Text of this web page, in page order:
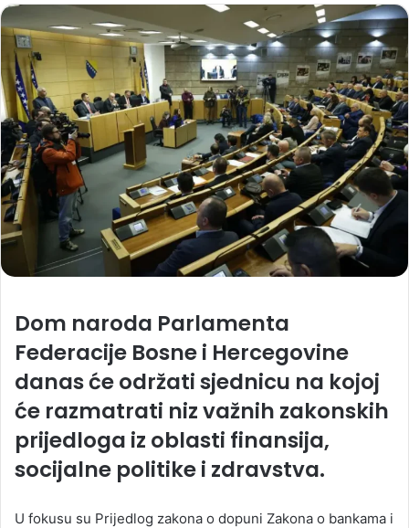
Dom naroda Parlamenta
Federacije Bosne i Hercegovine
danas će održati sjednicu na kojoj
će razmatrati niz važnih zakonskih
prijedloga iz oblasti finansija,
socijalne politike i zdravstva.
U fokusu su Prijedlog zakona o dopuni Zakona o bankama i